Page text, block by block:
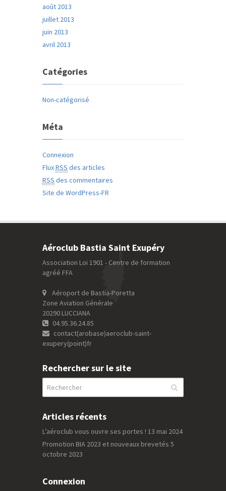
août 2013
juillet 2013
juin 2013
avril 2013
Catégories
Non-catégorisé
Méta
Connexion
FluxRSS des articles
RSS des commentaires
Site de WordPress-FR
Aéroclub Bastia Saint Exupéry
Association Loi 1901 - Centre de formation
agréé FFA
Aéroport de Bastia-Poretta
Zone Aviation Générale
20290 LUCCIANA
04.95.36.24.85
contact(arobase)aeroclub-saint-
exupery(point)fr
Rechercher sur le site
Articles récents
L’aéroclub vous ouvre ses portes ! 13 mai 2024
Promotion BIA 2023 et nouveaux brevetés 5
octobre 2023
Connexion